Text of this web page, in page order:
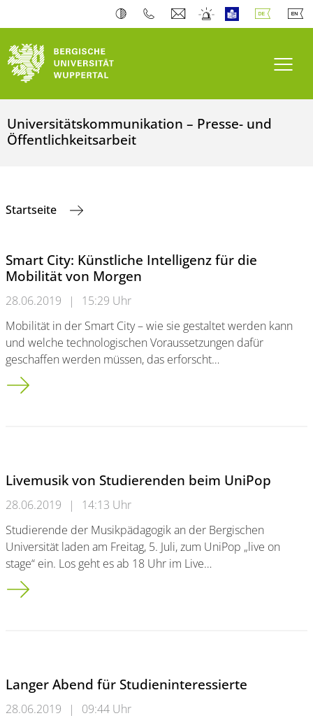
Universitätskommunikation – Presse- und
Öffentlichkeitsarbeit
Startseite
Smart City: Künstliche Intelligenz für die
Mobilität von Morgen
28.06.2019 |
15:29 Uhr
Mobilität in der Smart City – wie sie gestaltet werden kann
und welche technologischen Voraussetzungen dafür
geschaffen werden müssen, das erforscht…
Smart City: Künstliche Intelligenz für die Mobilität von Morgen
Livemusik von Studierenden beim UniPop
28.06.2019 |
14:13 Uhr
Studierende der Musikpädagogik an der Bergischen
Universität laden am Freitag, 5. Juli, zum UniPop „live on
stage“ ein. Los geht es ab 18 Uhr im Live…
Livemusik von Studierenden beim UniPop
Langer Abend für Studieninteressierte
28.06.2019 |
09:44 Uhr